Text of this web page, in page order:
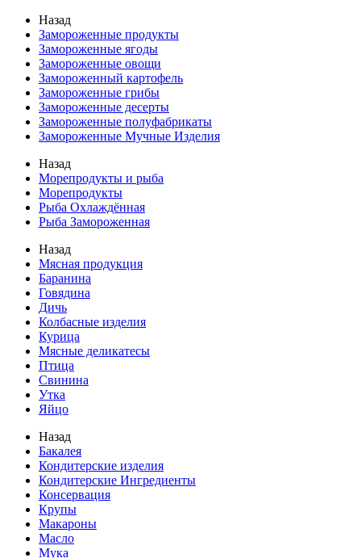
Назад
Замороженные продукты
Замороженные ягоды
Замороженные овощи
Замороженный картофель
Замороженные грибы
Замороженные десерты
Замороженные полуфабрикаты
Замороженные Мучные Изделия
Назад
Морепродукты и рыба
Морепродукты
Рыба Охлаждённая
Рыба Замороженная
Назад
Мясная продукция
Баранина
Говядина
Дичь
Колбасные изделия
Курица
Мясные деликатесы
Птица
Свинина
Утка
Яйцо
Назад
Бакалея
Кондитерские изделия
Кондитерские Ингредиенты
Консервация
Крупы
Макароны
Масло
Мука